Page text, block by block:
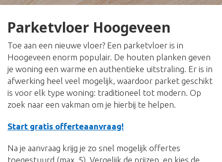
Parketvloer Hoogeveen
Toe aan een nieuwe vloer? Een parketvloer is in
Hoogeveen enorm populair. De houten planken geven
je woning een warme en authentieke uitstraling. Er is in
afwerking heel veel mogelijk, waardoor parket geschikt
is voor elk type woning: traditioneel tot modern. Op
zoek naar een vakman om je hierbij te helpen.
Start gratis offerteaanvraag!
Na je aanvraag krijg je zo snel mogelijk offertes
toegestuurd (max. 5). Vergelijk de prijzen, en kies de